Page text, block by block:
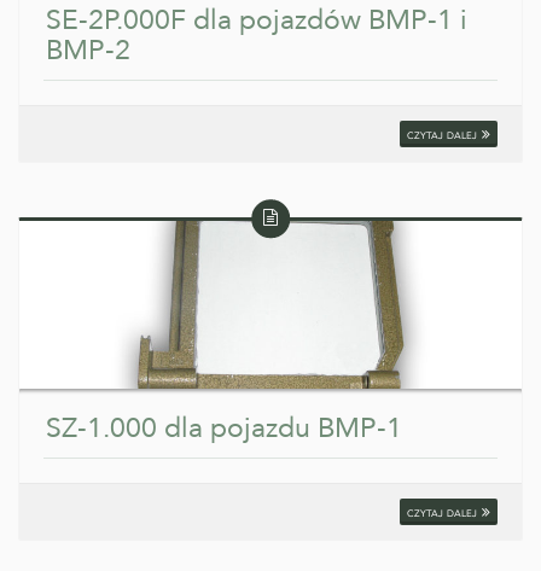
SE-2P.000F dla pojazdów BMP-1 i
BMP-2
czytaj dalej
SZ-1.000 dla pojazdu BMP-1
Wpis
czytaj dalej